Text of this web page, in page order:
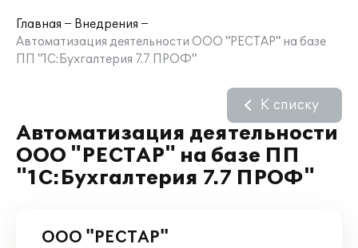
Главная
Внедрения
Автоматизация деятельности ООО "РЕСТАР" на базе
ПП "1С:Бухгалтерия 7.7 ПРОФ"
Автоматизация деятельности
ООО "РЕСТАР" на базе ПП
"1С:Бухгалтерия 7.7 ПРОФ"
К списку
ООО "РЕСТАР"